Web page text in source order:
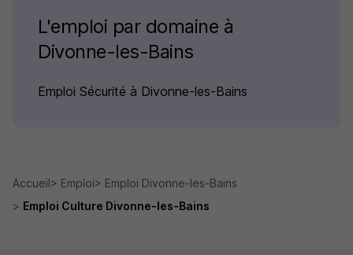
L'emploi par domaine à
Divonne-les-Bains
Emploi Sécurité à Divonne-les-Bains
Accueil Emploi
Emploi Divonne-les-Bains
Emploi Culture Divonne-les-Bains